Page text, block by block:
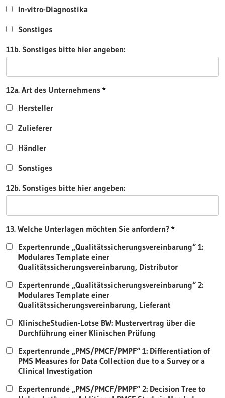
In-vitro-Diagnostika
Sonstiges
11b. Sonstiges bitte hier angeben:
12a. Art des Unternehmens
Hersteller
Zulieferer
Händler
Sonstiges
12b. Sonstiges bitte hier angeben:
13. Welche Unterlagen möchten Sie anfordern?
Expertenrunde „Qualitätssicherungsvereinbarung“ 1:
Modulares Template einer
Qualitätssicherungsvereinbarung, Distributor
Expertenrunde „Qualitätssicherungsvereinbarung“ 2:
Modulares Template einer
Qualitätssicherungsvereinbarung, Lieferant
KlinischeStudien-Lotse BW: Mustervertrag über die
Durchführung einer Klinischen Prüfung
Expertenrunde „PMS/PMCF/PMPF“ 1: Differentiation of
PMS Measures for Data Collection due to a Survey or a
Clinical Investigation
Expertenrunde „PMS/PMCF/PMPF“ 2: Decision Tree to